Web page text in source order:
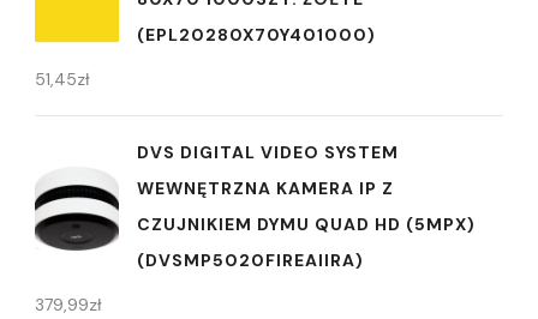
(EPL20280X70Y401000)
51,45zł
DVS DIGITAL VIDEO SYSTEM
WEWNĘTRZNA KAMERA IP Z
CZUJNIKIEM DYMU QUAD HD (5MPX)
(DVSMP5020FIREAIIRA)
379,99zł